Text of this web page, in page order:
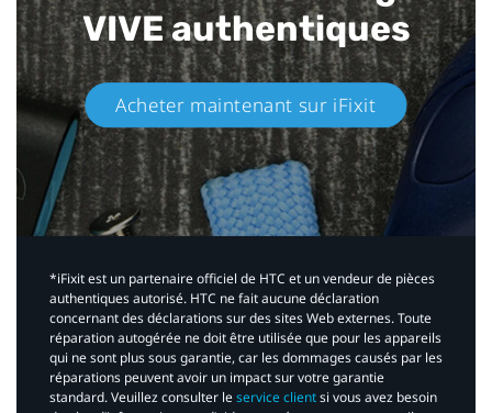
VIVE authentiques​
Acheter maintenant sur iFixit​
*iFixit est un partenaire officiel de HTC et un vendeur de pièces
authentiques autorisé. HTC ne fait aucune déclaration
concernant des déclarations sur des sites Web externes. Toute
réparation autogérée ne doit être utilisée que pour les appareils
qui ne sont plus sous garantie, car les dommages causés par les
réparations peuvent avoir un impact sur votre garantie
standard. Veuillez consulter leservice clientsi vous avez besoin